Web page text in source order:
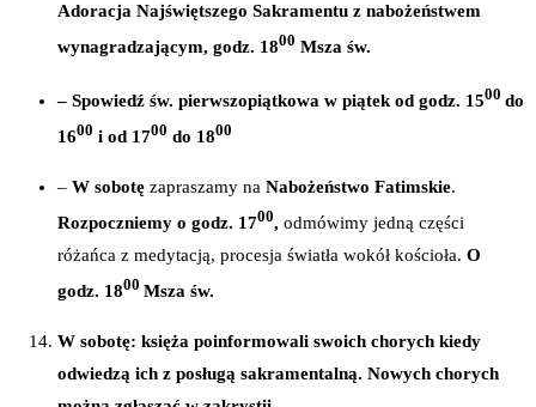
Adoracja Najświętszego Sakramentu z nabożeństwem
wynagradzającym, godz. 1800 Msza św.
– Spowiedź św. pierwszopiątkowa w piątek od godz. 1500 do
1600 i od 1700 do 1800
– W sobotę zapraszamy na Nabożeństwo Fatimskie.
Rozpoczniemy o godz. 1700, odmówimy jedną części
różańca z medytacją, procesja światła wokół kościoła. O
godz. 1800 Msza św.
W sobotę: księża poinformowali swoich chorych kiedy
odwiedzą ich z posługą sakramentalną. Nowych chorych